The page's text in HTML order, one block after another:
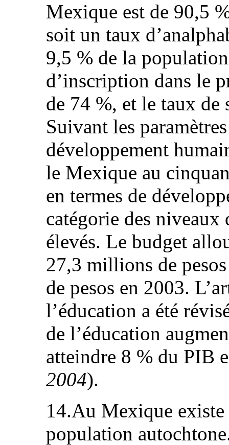
Mexique est de 90,5
soit un taux
9,5 % de la
d’inscription dans le
de 74 %, et le taux de
Suivant les
développement
le Mexique au
en termes de
catégorie des
élevés. Le budget
27,3 millions de
de pesos en 2003.
l’éducation a été
de l’éducation
atteindre 8 % du PIB
2004).
14.Au Mexique
population